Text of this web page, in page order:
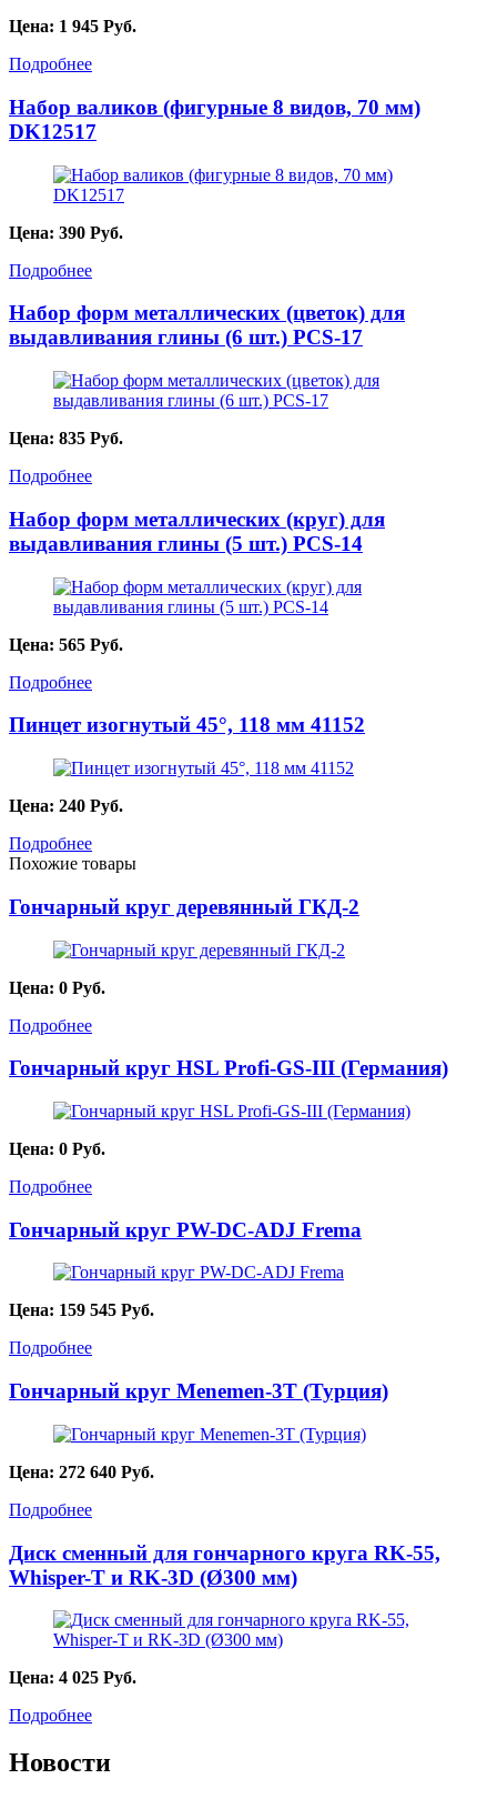
Цена: 1 945 Руб.
Подробнее
Набор валиков (фигурные 8 видов, 70 мм)
DK12517
Цена: 390 Руб.
Подробнее
Набор форм металлических (цветок) для
выдавливания глины (6 шт.) PCS-17
Цена: 835 Руб.
Подробнее
Набор форм металлических (круг) для
выдавливания глины (5 шт.) PCS-14
Цена: 565 Руб.
Подробнее
Пинцет изогнутый 45°, 118 мм 41152
Цена: 240 Руб.
Подробнее
Похожие товары
Гончарный круг деревянный ГКД-2
Цена: 0 Руб.
Подробнее
Гончарный круг HSL Profi-GS-III (Германия)
Цена: 0 Руб.
Подробнее
Гончарный круг PW-DC-ADJ Frema
Цена: 159 545 Руб.
Подробнее
Гончарный круг Menemen-3T (Турция)
Цена: 272 640 Руб.
Подробнее
Диск сменный для гончарного круга RK-55,
Whisper-T и RK-3D (Ø300 мм)
Цена: 4 025 Руб.
Подробнее
Новости